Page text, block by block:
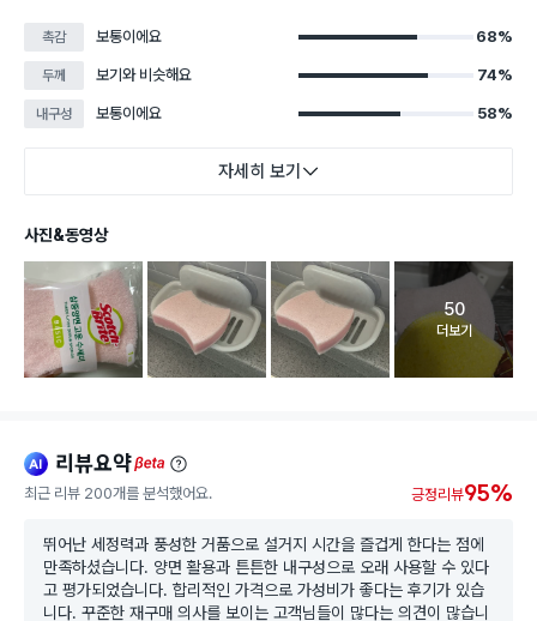
촉감 보통이에요 68%
두께 보기와 비슷해요 74%
내구성 보통이에요 58%
자세히 보기
사진&동영상
고객 리뷰
50
더보기
ai 리뷰요약beta
최근 리뷰 200개를 분석했어요. 긍정리뷰95%
뛰어난 세정력과 풍성한 거품으로 설거지 시간을 즐겁게 한다는 점에
만족하셨습니다. 양면 활용과 튼튼한 내구성으로 오래 사용할 수 있다
고 평가되었습니다. 합리적인 가격으로 가성비가 좋다는 후기가 있습
니다. 꾸준한 재구매 의사를 보이는 고객님들이 많다는 의견이 많습니